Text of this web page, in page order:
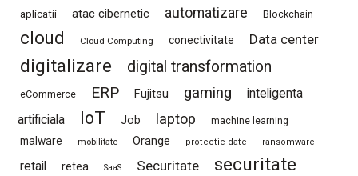
aplicatii atac cibernetic automatizare Blockchain
cloud Cloud Computing conectivitate Data center
digitalizare digital transformation
eCommerce ERP Fujitsu gaming
inteligenta
artificiala
IoT Job laptop machine learning
malware mobilitate Orange protectie date ransomware
retail retea SaaS Securitate
securitate